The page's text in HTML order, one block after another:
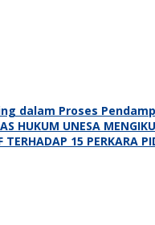
dalam Proses
HUKUM UNESA
15 PERKARA